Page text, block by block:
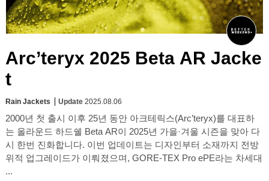
Arc’teryx 2025 Beta AR Jacke
t
Rain Jackets Update 2025.08.06
2000년 첫 출시 이후 25년 동안 아크테릭스(Arc’teryx)를 대표하
는 올라운드 하드쉘 Beta AR이 2025년 가을·겨울 시즌을 맞아 다
시 한번 진화합니다. 이번 업데이트는 디자인부터 소재까지 전방
위적 업그레이드가 이뤄졌으며, GORE-TEX Pro ePE라는 차세대
...